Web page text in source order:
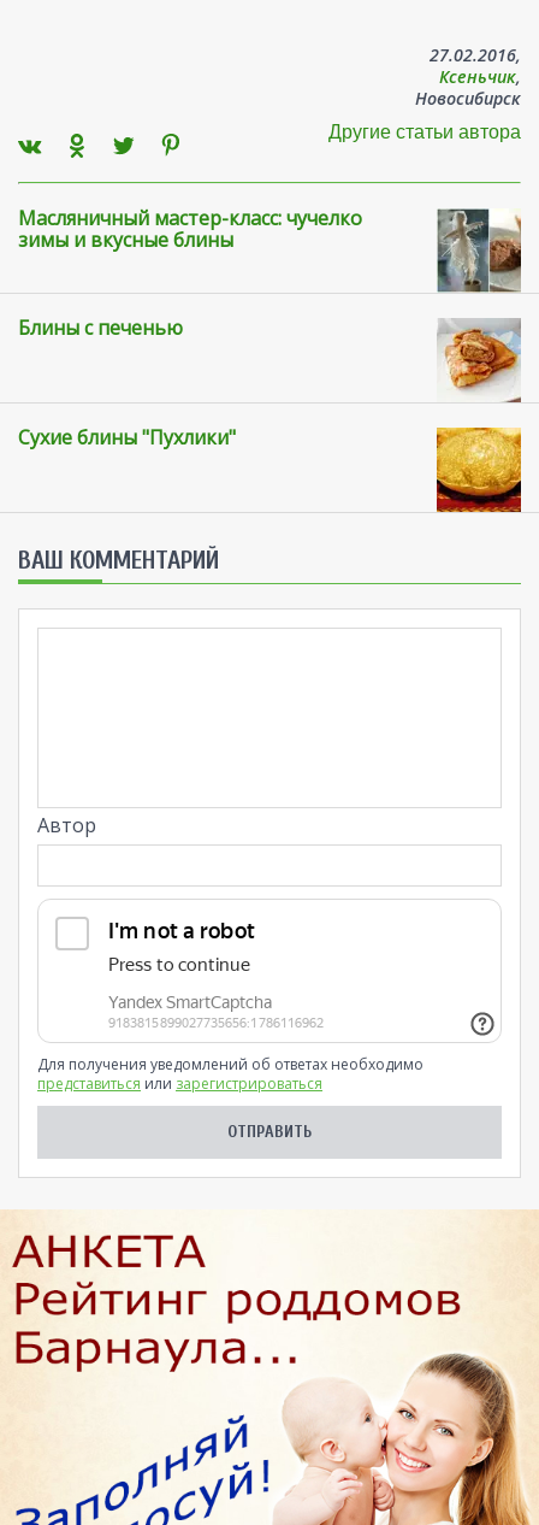
27.02.2016,
Ксеньчик,
Новосибирск
Другие статьи автора
Масляничный мастер-класс: чучелко
зимы и вкусные блины
Блины с печенью
Сухие блины "Пухлики"
ВАШ КОММЕНТАРИЙ
Автор
Для получения уведомлений об ответах необходимо
представиться или зарегистрироваться